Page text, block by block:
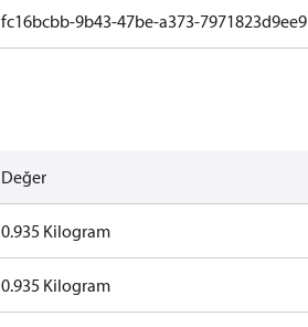
fc16bcbb-9b43-47be-a373-7971823d9ee9
Değer
0.935 Kilogram
0.935 Kilogram